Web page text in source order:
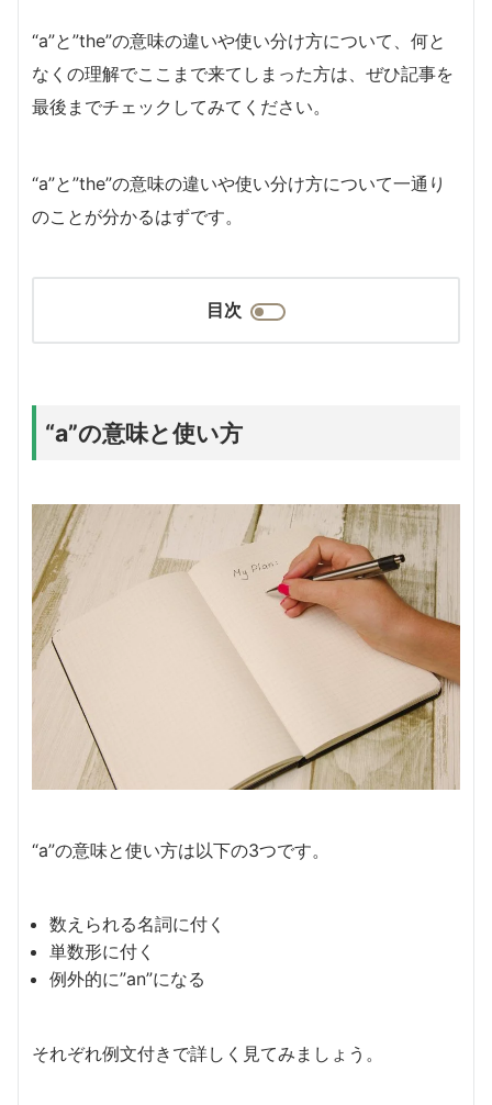
“a”と”the”の意味の違いや使い分け方について、何と
なくの理解でここまで来てしまった方は、ぜひ記事を
最後までチェックしてみてください。
“a”と”the”の意味の違いや使い分け方について一通り
のことが分かるはずです。
目次
“a”の意味と使い方
“a”の意味と使い方は以下の3つです。
数えられる名詞に付く
単数形に付く
例外的に”an”になる
それぞれ例文付きで詳しく見てみましょう。